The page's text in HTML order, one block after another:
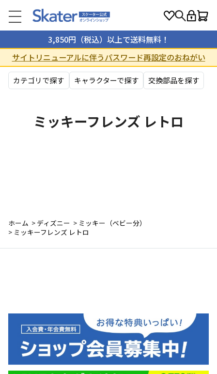
3,850円（税込）以上で送料無料！
サイトリニューアルに伴うパスワード再設定のおねがい
カテゴリで探す キャラクターで探す 交換部品を探す
ミッキーフレンズ レトロ
ホーム > ディズニー > ミッキー（ベビー分）
> ミッキーフレンズ レトロ